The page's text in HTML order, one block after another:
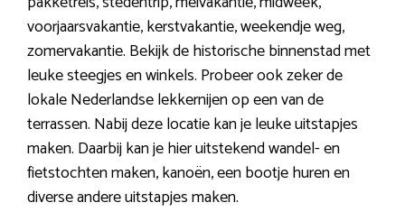
voorjaarsvakantie, kerstvakantie, weekendje weg,
zomervakantie. Bekijk de historische binnenstad met
leuke steegjes en winkels. Probeer ook zeker de
lokale Nederlandse lekkernijen op een van de
terrassen. Nabij deze locatie kan je leuke uitstapjes
maken. Daarbij kan je hier uitstekend wandel- en
fietstochten maken, kanoën, een bootje huren en
diverse andere uitstapjes maken.